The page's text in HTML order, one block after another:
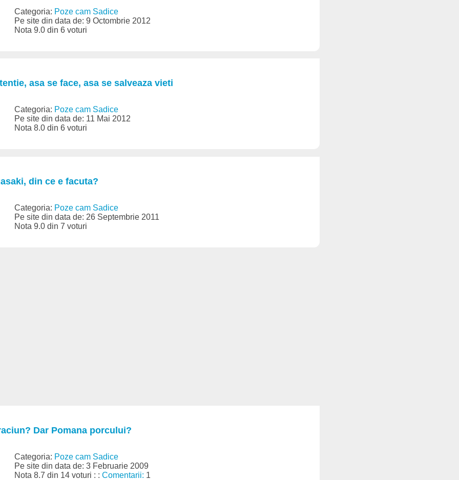
Categoria: Poze cam Sadice
Pe site din data de: 9 Octombrie 2012
Nota 9.0 din 6 voturi
asa se face, asa se salveaza vieti
Categoria: Poze cam Sadice
Pe site din data de: 11 Mai 2012
Nota 8.0 din 6 voturi
din ce e facuta?
Categoria: Poze cam Sadice
Pe site din data de: 26 Septembrie 2011
Nota 9.0 din 7 voturi
Dar Pomana porcului?
Categoria: Poze cam Sadice
Pe site din data de: 3 Februarie 2009
Nota 8.7 din 14 voturi : :Comentarii: 1